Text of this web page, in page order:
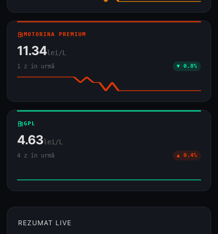
local_gas_stationMOTORINA PREMIUM
11.34lei/L
1 z în urmă ▼ 0.8%
local_gas_stationGPL
4.63lei/L
4 z în urmă ▲ 0.4%
REZUMAT LIVE